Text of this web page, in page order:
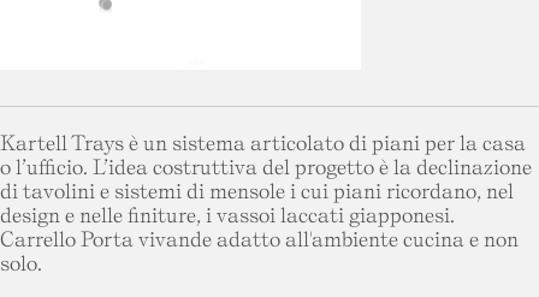
Kartell Trays è un sistema articolato di piani per la casa
o l’ufficio. L’idea costruttiva del progetto è la declinazione
di tavolini e sistemi di mensole i cui piani ricordano, nel
design e nelle finiture, i vassoi laccati giapponesi.
Carrello Porta vivande adatto all'ambiente cucina e non
solo.